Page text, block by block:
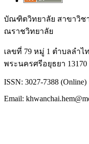
บัณฑิตวิทยาลัย สาขาวิช
ณราชวิทยาลัย
เลขที่ 79 หมู่ 1 ตำบลลำไ
พระนครศรีอยุธยา 13170
ISSN: 3027-7388 (Online)
Email: